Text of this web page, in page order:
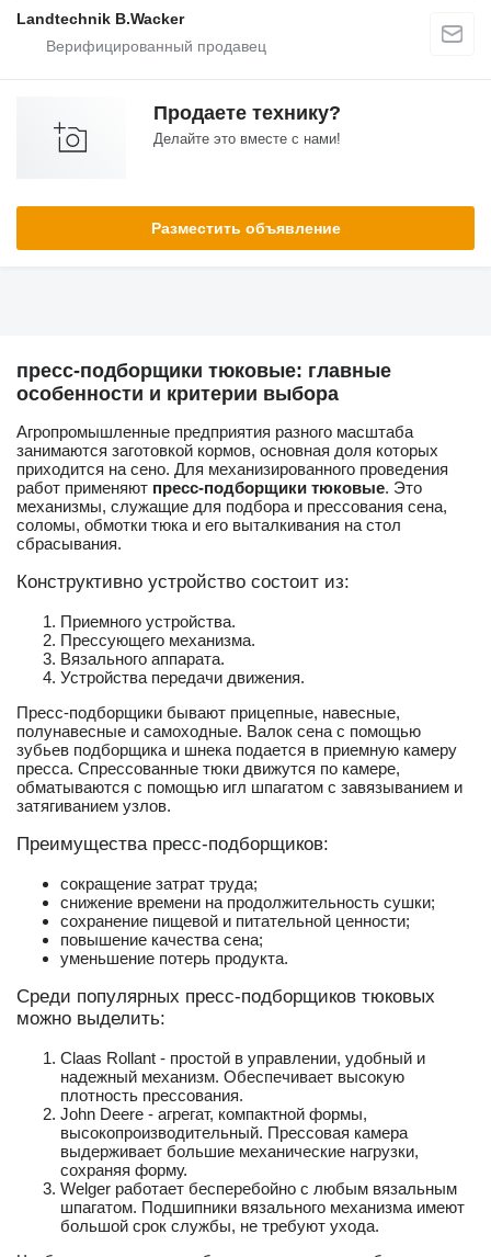
Landtechnik B.Wacker
Продаете технику?
Делайте это вместе с нами!
Разместить объявление
пресс-подборщики тюковые: главные
особенности и критерии выбора
Агропромышленные предприятия разного масштаба
занимаются заготовкой кормов, основная доля которых
приходится на сено. Для механизированного проведения
работ применяют пресс-подборщики тюковые. Это
механизмы, служащие для подбора и прессования сена,
соломы, обмотки тюка и его выталкивания на стол
сбрасывания.
Конструктивно устройство состоит из:
Приемного устройства.
Прессующего механизма.
Вязального аппарата.
Устройства передачи движения.
Пресс-подборщики бывают прицепные, навесные,
полунавесные и самоходные. Валок сена с помощью
зубьев подборщика и шнека подается в приемную камеру
пресса. Спрессованные тюки движутся по камере,
обматываются с помощью игл шпагатом с завязыванием и
затягиванием узлов.
Преимущества пресс-подборщиков:
сокращение затрат труда;
снижение времени на продолжительность сушки;
сохранение пищевой и питательной ценности;
повышение качества сена;
уменьшение потерь продукта.
Среди популярных пресс-подборщиков тюковых
можно выделить:
Claas Rollant - простой в управлении, удобный и
надежный механизм. Обеспечивает высокую
плотность прессования.
John Deere - агрегат, компактной формы,
высокопроизводительный. Прессовая камера
выдерживает большие механические нагрузки,
сохраняя форму.
Welger работает бесперебойно с любым вязальным
шпагатом. Подшипники вязального механизма имеют
большой срок службы, не требуют ухода.